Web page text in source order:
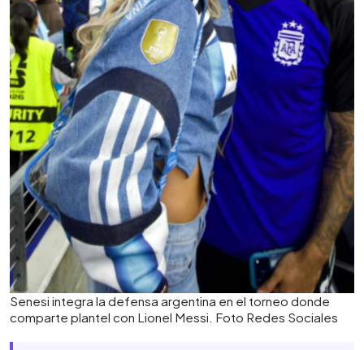
Senesi integra la defensa argentina en el torneo donde
comparte plantel con Lionel Messi. Foto Redes Sociales